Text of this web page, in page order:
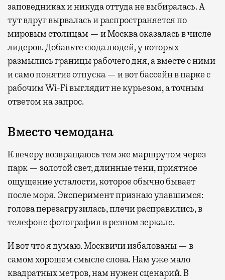
заповедниках и никуда оттуда не выбиралась. А
тут вдруг вырвалась и распространяется по
мировым столицам — и Москва оказалась в числе
лидеров. Добавьте сюда людей, у которых
размылись границы рабочего дня, а вместе с ними
и само понятие отпуска — и вот бассейн в парке с
рабочим Wi-Fi выглядит не курьезом, а точным
ответом на запрос.
Вместо чемодана
К вечеру возвращаюсь тем же маршрутом через
парк — золотой свет, длинные тени, приятное
ощущение усталости, которое обычно бывает
после моря. Эксперимент признаю удавшимся:
голова перезагрузилась, плечи расправились, в
телефоне фотография в резном зеркале.
И вот что я думаю. Москвичи избалованы — в
самом хорошем смысле слова. Нам уже мало
квадратных метров, нам нужен сценарий. В